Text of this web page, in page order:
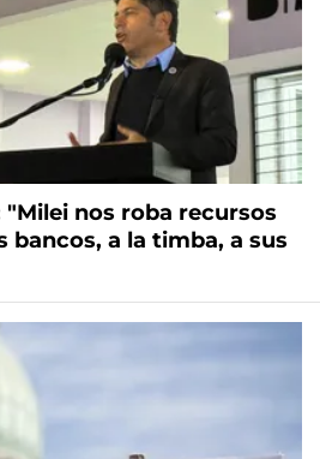
nos roba recursos
bancos, a la timba, a sus